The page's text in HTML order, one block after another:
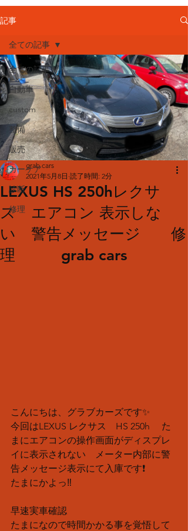
記事
全ての記事
自動車
custom
整備
販売
カーケア
診断
修理
全ての記事
LEXUS HS 250hレクサ
ス エアコン 表示しな
い 警告メッセージ 修
理 grab cars
grab cars
2021年5月8日 読了時間: 2分
こんにちは、グラブカーズです✨
今回はLEXUS レクサス　HS 250h 　た
まにエアコンの操作画面がディスプレ
イに表示されない　メーター内部に警
告メッセージ表示にて入庫です❗️
たまにかよっ‼️
早速実車確認
たまになので時間かかる事を覚悟して